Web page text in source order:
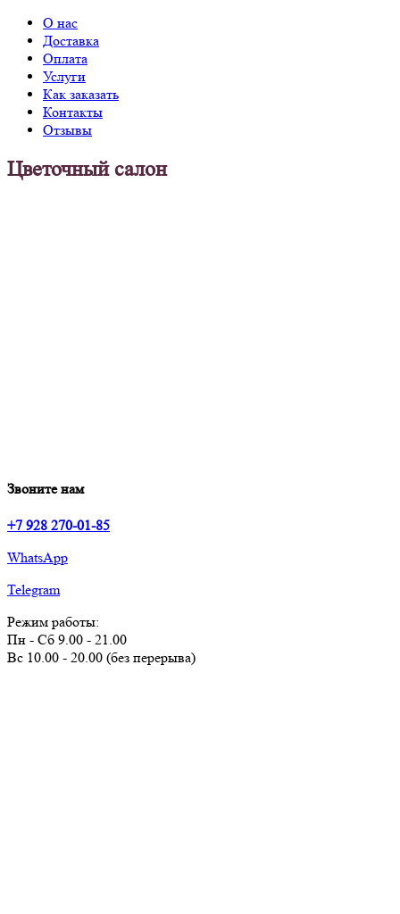
О нас
Доставка
Оплата
Услуги
Как заказать
Контакты
Отзывы
Цветочный салон
Звоните нам
+7 928 270-01-85
WhatsApp
Telegram
Режим работы:
Пн - Сб 9.00 - 21.00
Вс 10.00 - 20.00 (без перерыва)